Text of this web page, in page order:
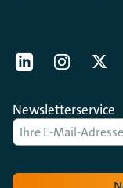
[Der ZDH in den
LinkedIninstagram
Newsletterservice